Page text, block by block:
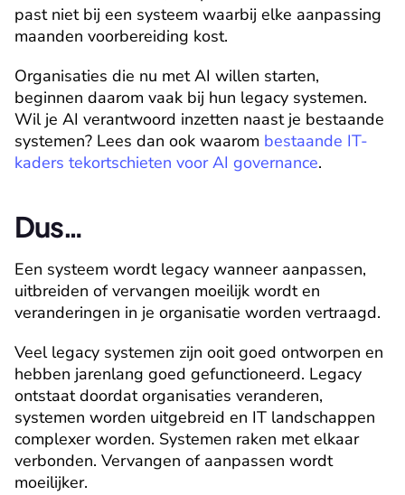
past niet bij een systeem waarbij elke aanpassing
maanden voorbereiding kost.
Organisaties die nu met AI willen starten,
beginnen daarom vaak bij hun legacy systemen.
Wil je AI verantwoord inzetten naast je bestaande
systemen? Lees dan ook waarom bestaande IT-
kaders tekortschieten voor AI governance.
Dus…
Een systeem wordt legacy wanneer aanpassen,
uitbreiden of vervangen moeilijk wordt en
veranderingen in je organisatie worden vertraagd.
Veel legacy systemen zijn ooit goed ontworpen en
hebben jarenlang goed gefunctioneerd. Legacy
ontstaat doordat organisaties veranderen,
systemen worden uitgebreid en IT landschappen
complexer worden. Systemen raken met elkaar
verbonden. Vervangen of aanpassen wordt
moeilijker.